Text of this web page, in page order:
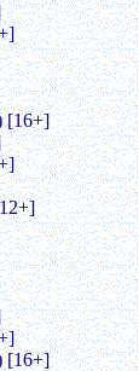
[16+]
[16+]